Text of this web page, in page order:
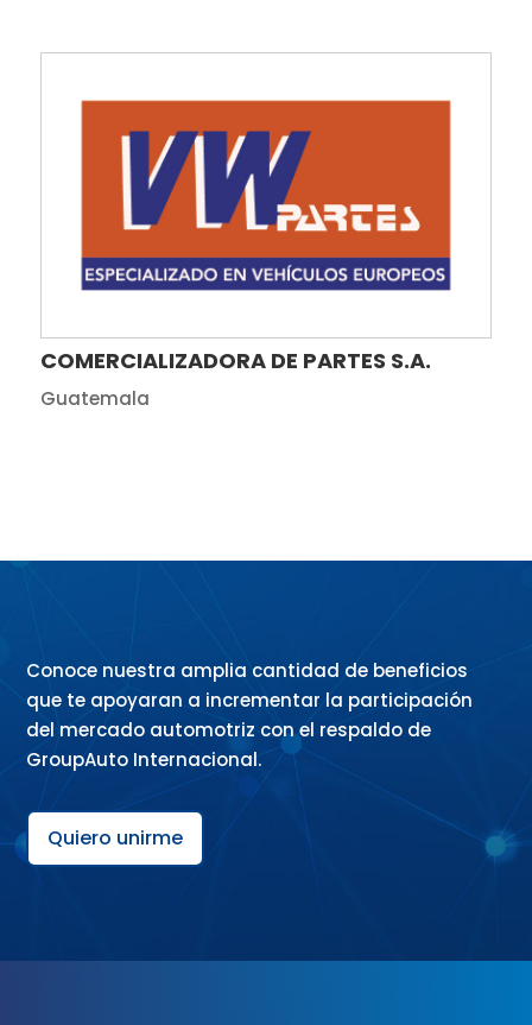
COMERCIALIZADORA DE PARTES S.A.
Guatemala
Conoce nuestra amplia cantidad de beneficios
que te apoyaran a incrementar la participación
del mercado automotriz con el respaldo de
GroupAuto Internacional.
Quiero unirme